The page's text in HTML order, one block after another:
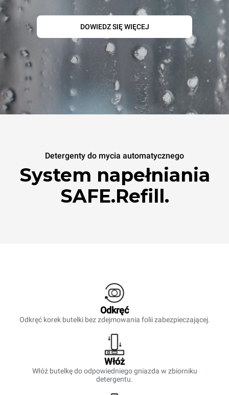
DOWIEDZ SIĘ WIĘCEJ
Detergenty do mycia automatycznego
System napełniania
SAFE.Refill.
Odkręć
Odkręć korek butelki bez zdejmowania folii zabezpieczającej.
Włóż
Włóż butelkę do odpowiedniego gniazda w zbiorniku
detergentu.